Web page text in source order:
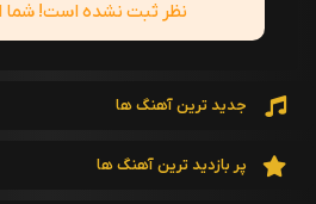
نظر ثبت نشده است! شما
جدید ترین آهنگ ها
پر بازدید ترین آهنگ ها